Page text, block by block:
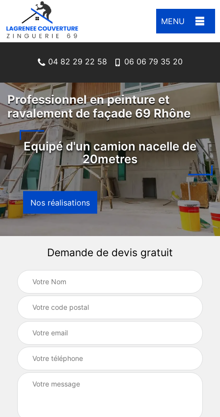
MENU
04 82 29 22 58 06 06 79 35 20
Professionnel en peinture et
ravalement de façade 69 Rhône
Equipé d'un camion nacelle de
20metres
Nos réalisations
Demande de devis gratuit